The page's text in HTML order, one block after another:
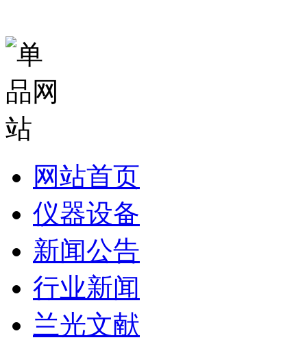
网站首页
仪器设备
新闻公告
行业新闻
兰光文献